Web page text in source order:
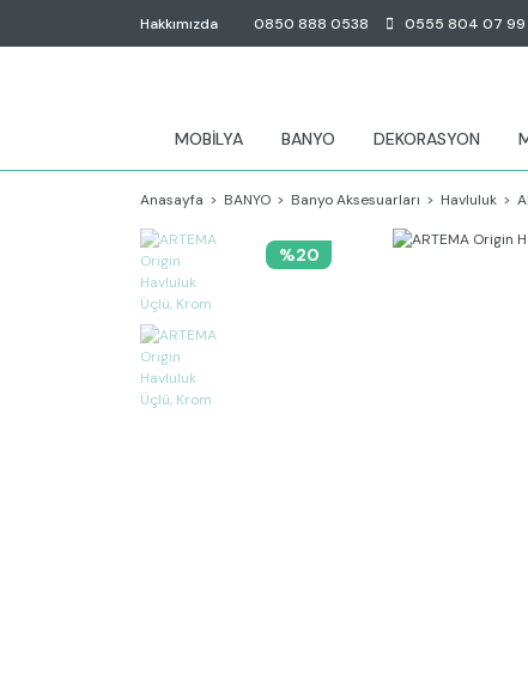
Hakkımızda 0850 888 0538 0555 804 07 99
MOBİLYA BANYO DEKORASYON
Anasayfa BANYO Banyo Aksesuarları Havluluk
%20